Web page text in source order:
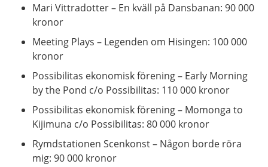
Mari Vittradotter – En kväll på Dansbanan: 90 000
kronor
Meeting Plays – Legenden om Hisingen: 100 000
kronor
Possibilitas ekonomisk förening – Early Morning
by the Pond c/o Possibilitas: 110 000 kronor
Possibilitas ekonomisk förening – Momonga to
Kijimuna c/o Possibilitas: 80 000 kronor
Rymdstationen Scenkonst – Någon borde röra
mig: 90 000 kronor